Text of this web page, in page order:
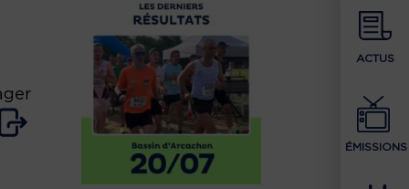
ACTUS
ÉMISSIONS